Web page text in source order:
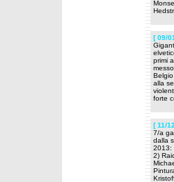
[ 09/
primi
alla
forte
[ 11/
7/a
dalla
2013:
2)